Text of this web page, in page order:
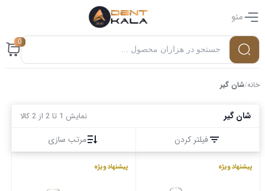
منو
0
خانه/شان گیر
شان گیر نمایش 1 تا 2 از 2 کالا
فیلتر کردن مرتب سازی
پیشنهاد ویژه پیشنهاد ویژه